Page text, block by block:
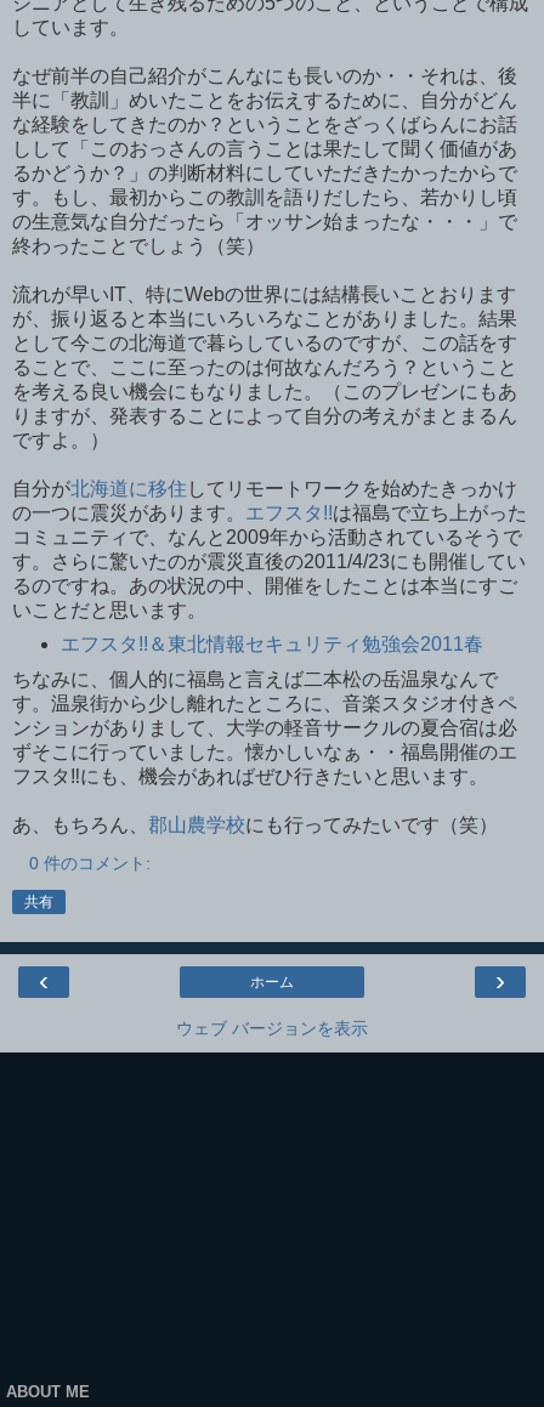
しています。
なぜ前半の自己紹介がこんなにも長いのか・・それは、後
半に「教訓」めいたことをお伝えするために、自分がどん
な経験をしてきたのか？ということをざっくばらんにお話
しして「このおっさんの言うことは果たして聞く価値があ
るかどうか？」の判断材料にしていただきたかったからで
す。もし、最初からこの教訓を語りだしたら、若かりし頃
の生意気な自分だったら「オッサン始まったな・・・」で
終わったことでしょう（笑）
流れが早いIT、特にWebの世界には結構長いことおります
が、振り返ると本当にいろいろなことがありました。結果
として今この北海道で暮らしているのですが、この話をす
ることで、ここに至ったのは何故なんだろう？ということ
を考える良い機会にもなりました。（このプレゼンにもあ
りますが、発表することによって自分の考えがまとまるん
ですよ。）
自分が北海道に移住 してリモートワークを始めたきっかけ
の一つに震災があります。 エフスタ!!は福島で立ち上がった
コミュニティで、なんと2009年から活動されているそうで
す。さらに驚いたのが震災直後の2011/4/23にも開催してい
るのですね。あの状況の中、開催をしたことは本当にすご
いことだと思います。
エフスタ!!＆東北情報セキュリティ勉強会2011春
ちなみに、個人的に福島と言えば二本松の岳温泉なんで
す。温泉街から少し離れたところに、音楽スタジオ付きペ
ンションがありまして、大学の軽音サークルの夏合宿は必
ずそこに行っていました。懐かしいなぁ・・福島開催のエ
フスタ‼︎にも、機会があればぜひ行きたいと思います。
あ、もちろん、 郡山農学校にも行ってみたいです（笑）
0 件のコメント:
共有
‹ ›
ホーム
ウェブ バージョンを表示
ABOUT ME